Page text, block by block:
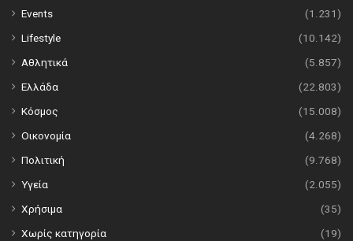
Events
(1.231)
Lifestyle
(10.142)
Αθλητικά
(5.857)
Ελλάδα
(22.803)
Κόσμος
(15.008)
Οικονομία
(4.268)
Πολιτική
(9.768)
Υγεία
(2.055)
Χρήσιμα
(35)
Χωρίς κατηγορία
(19)